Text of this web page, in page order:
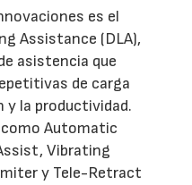
es el
Assistance (DLA),
asistencia que
de carga
y la productividad.
Automatic
Vibrating
y Tele-Retract